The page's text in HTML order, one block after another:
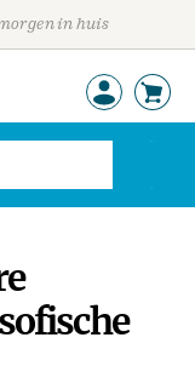
in huis